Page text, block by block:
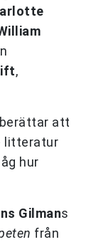
,
att
litteratur
hur
Gilmans
från